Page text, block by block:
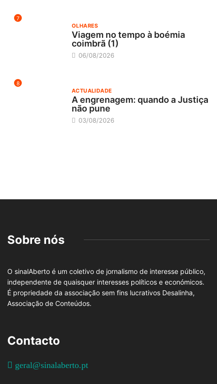
7
OLHARES
Viagem no tempo à boémia
coimbrã (1)
06/08/2026
8
ACTUALIDADE
A engrenagem: quando a Justiça
não pune
03/08/2026
Sobre nós
O sinalAberto é um coletivo de jornalismo de interesse público,
independente de quaisquer interesses políticos e económicos.
É propriedade da associação sem fins lucrativos Desalinha,
Associação de Conteúdos.
Contacto
geral@sinalaberto.pt